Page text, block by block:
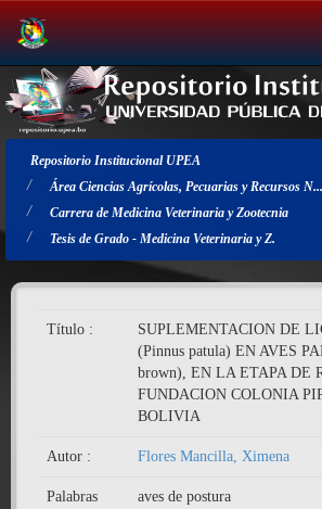
Salir
de
la
navegación
Repositorio Institucional UPEA
Área Ciencias Agrícolas, Pecuarias y Recursos N...
Carrera de Medicina Veterinaria y Zootecnia
Tesis de Grado - Medicina Veterinaria y Z.
Título :
SUPLEMENTACION DE
(Pinnus patula) EN AVES
brown), EN LA ETAPA DE
FUNDACION COLONIA
BOLIVIA
Autor : Flores Mancilla, Ximena
Palabras
aves de postura